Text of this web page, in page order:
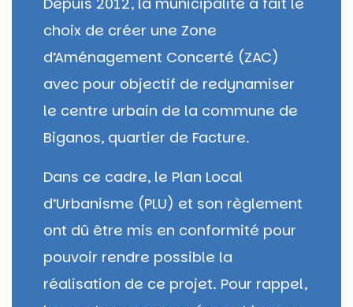
choix de créer une Zone
d’Aménagement Concerté (ZAC)
avec pour objectif de redynamiser
le centre urbain de la commune de
Biganos, quartier de Facture.
Dans ce cadre, le Plan Local
d’Urbanisme (PLU) et son règlement
ont dû être mis en conformité pour
pouvoir rendre possible la
réalisation de ce projet. Pour rappel,